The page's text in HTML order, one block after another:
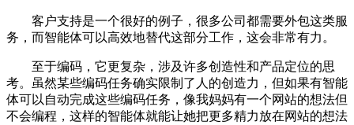
客户支持是一个很好的例子，很多公司都需要外包这类服
务，而智能体可以高效地替代这部分工作，这会非常有力。
至于编码，它更复杂，涉及许多创造性和产品定位的思
考。虽然某些编码任务确实限制了人的创造力，但如果有智能
体可以自动完成这些编码任务，像我妈妈有一个网站的想法但
不会编程，这样的智能体就能让她把更多精力放在网站的想法